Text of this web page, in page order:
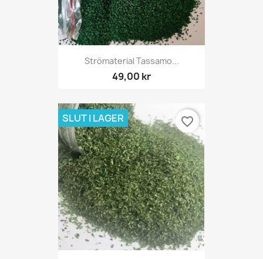
Strömaterial Tassamo...
49,00 kr
SLUT I LAGER favorite_border